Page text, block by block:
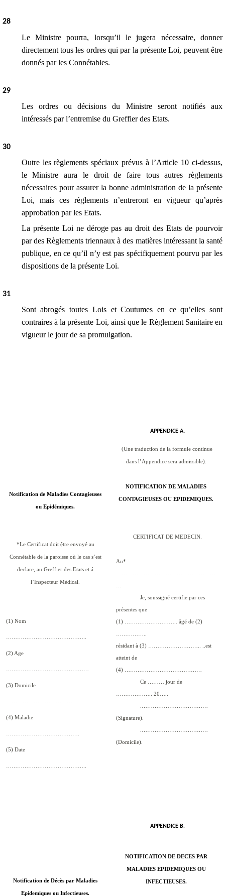
28
Le Ministre pourra, lorsqu’il le jugera nécessaire, donner
directement tous les ordres qui par la présente Loi, peuvent être
donnés par les Connétables.
29
Les ordres ou décisions du Ministre seront notifiés aux
intéressés par l’entremise du Greffier des Etats.
30
Outre les règlements spéciaux prévus à l’Article 10 ci-dessus,
le Ministre aura le droit de faire tous autres règlements
nécessaires pour assurer la bonne administration de la présente
Loi, mais ces règlements n’entreront en vigueur qu’après
approbation par les Etats.
La présente Loi ne déroge pas au droit des Etats de pourvoir
par des Règlements triennaux à des matières intéressant la santé
publique, en ce qu’il n’y est pas spécifiquement pourvu par les
dispositions de la présente Loi.
31
Sont abrogés toutes Lois et Coutumes en ce qu’elles sont
contraires à la présente Loi, ainsi que le Règlement Sanitaire en
vigueur le jour de sa promulgation.
Notification de Maladies Contagieuses
ou Epidémiques.
*Le Certificat doit ệtre envoyé au
Connétable de la paroisse où le cas s’est
declare, au Greffier des Etats et á
l’Inspecteur Médical.
(1) Nom
……………………………………..
(2) Age
………………………………………
(3) Domicile
…………………………………
(4) Maladie
………………………………….
(5) Date
……………………………………..
Notification de Décès par Maladies
Epidemiques ou Infectieuses.
APPENDICE A.
(Une traduction de la formule continue
dans l’Appendice sera admissible).
NOTIFICATION DE MALADIES
CONTAGIEUSES OU EPIDEMIQUES.
CERTIFICAT DE MEDECIN.
Au*
………………………………………………
…
Je, soussigné certifie par ces
présentes que
(1) ……………………….. âgé de (2)
……………..
résidant à (3) ……………………….. ..est
atteint de
(4) ……………………………………
Ce ……… jour de
……………….. 20…..
.………………………………
(Signature).
.………………………………
(Domicile).
APPENDICE B.
NOTIFICATION DE DECES PAR
MALADIES EPIDEMIQUES OU
INFECTIEUSES.